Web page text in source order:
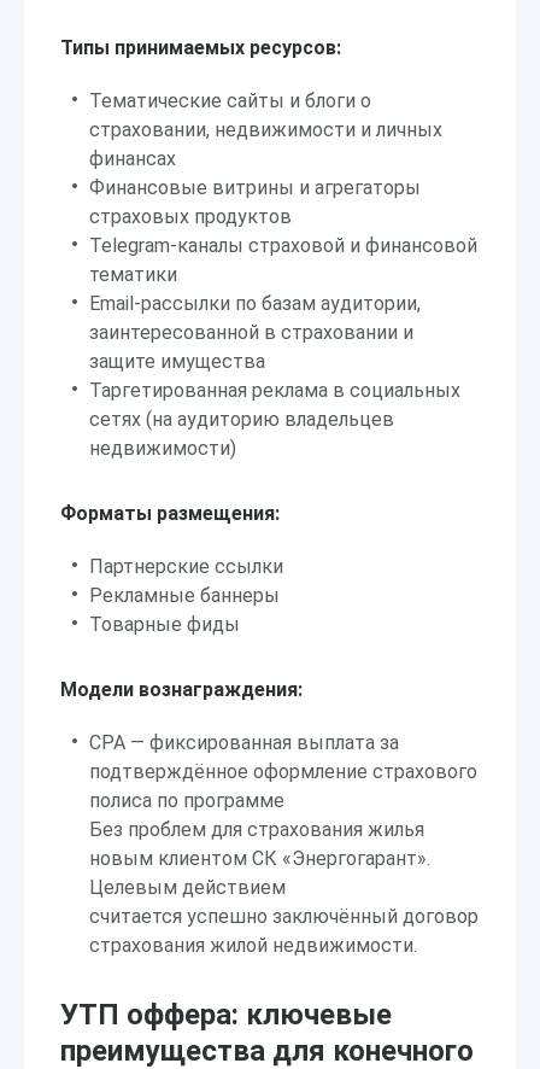
Типы принимаемых ресурсов:
Тематические сайты и блоги о
страховании, недвижимости и личных
финансах
Финансовые витрины и агрегаторы
страховых продуктов
Telegram-каналы страховой и финансовой
тематики
Email-рассылки по базам аудитории,
заинтересованной в страховании и
защите имущества
Таргетированная реклама в социальных
сетях (на аудиторию владельцев
недвижимости)
Форматы размещения:
Партнерские ссылки
Рекламные баннеры
Товарные фиды
Модели вознаграждения:
CPA — фиксированная выплата за
подтверждённое оформление страхового
полиса по программе
Без проблем для страхования жилья
новым клиентом СК «Энергогарант».
Целевым действием
считается успешно заключённый договор
страхования жилой недвижимости.
УТП оффера: ключевые
преимущества для конечного